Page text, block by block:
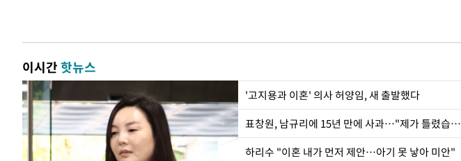
이시간핫뉴스
'고지용과 이혼' 의사 허양임, 새 출발했다
표창원, 남규리에 15년 만에 사과…"제가 틀렸습니다"
하리수 "이혼 내가 먼저 제안…아기 못 낳아 미안"